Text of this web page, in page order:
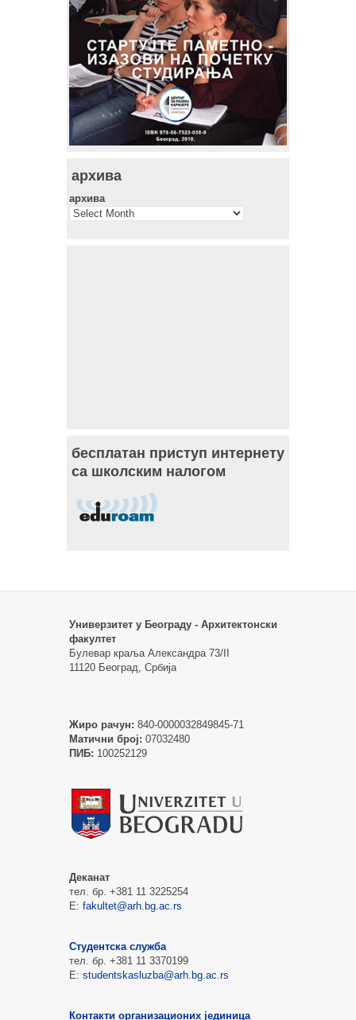
архива
архива
бесплатан приступ интернету
са школским налогом
Универзитет у Београду - Архитектонски
факултет
Булевар краља Александра 73/II
11120 Београд, Србија
Жиро рачун: 840-0000032849845-71
Матични број: 07032480
ПИБ: 100252129
Деканат
тел. бр. +381 11 3225254
Е: fakultet@arh.bg.ac.rs
Студентска служба
тел. бр. +381 11 3370199
Е: studentskasluzba@arh.bg.ac.rs
Контакти организационих јединица